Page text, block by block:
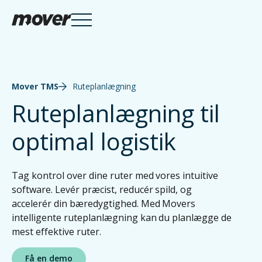
Knowledge Hub
Om Mover
Mover TMS Ruteplanlægning
Ruteplanlægning til
optimal logistik
Tag kontrol over dine ruter med vores intuitive
software. Levér præcist, reducér spild, og
accelerér din bæredygtighed. Med Movers
intelligente ruteplanlægning kan du planlægge de
mest effektive ruter.
Få en demo